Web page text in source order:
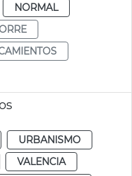
NORMAL
URBANISMO
VALENCIA